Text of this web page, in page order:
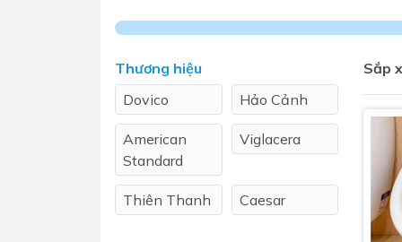
Sen
Phụ kiện nhà vệ sinh
chọn
Sắp
Thương hiệu
Dovico
Hảo Cảnh
American
Standard
Viglacera
Thiên Thanh Caesar